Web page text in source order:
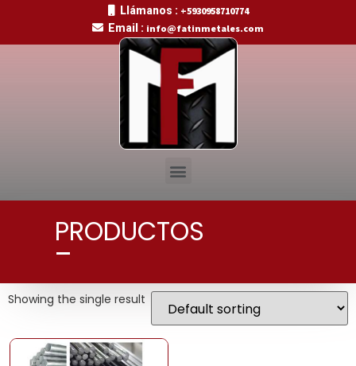
Llámanos : +5930958710774
Email : info@fatinmetales.com
PRODUCTOS
Showing the single result